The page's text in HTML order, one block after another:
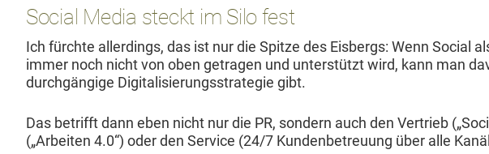
Social Media steckt im Silo fest
Ich fürchte allerd­ings, das ist nur die Spitze des Eis­bergs: Wenn Social
immer noch nicht von oben getra­gen und unter­stützt wird, kann man
durchgängige Dig­i­tal­isierungsstrate­gie gibt.
Das bet­rifft dann eben nicht nur die PR, son­dern auch den Ver­trieb
(„Arbeit­en 4.0“) oder den Ser­vice (24/7 Kun­den­be­treu­ung über alle